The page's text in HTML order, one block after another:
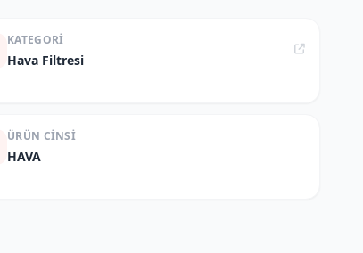
KATEGORI
Hava Filtresi
ÜRÜN CINSI
HAVA